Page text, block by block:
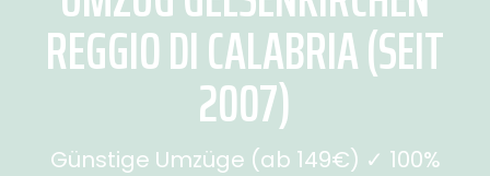
REGGIO DI CALABRIA (SEIT
2007)
Günstige Umzüge (ab 149€) ✓ 100%